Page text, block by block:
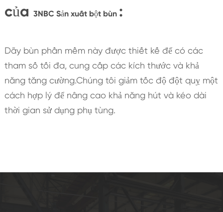
của 3NBC Sản xuất bột bùn :
Dãy bùn phần mềm này được thiết kế để có các
tham số tối đa, cung cấp các kích thước và khả
năng tăng cường.Chúng tôi giảm tốc độ đột quỵ một
cách hợp lý để nâng cao khả năng hút và kéo dài
thời gian sử dụng phụ tùng.